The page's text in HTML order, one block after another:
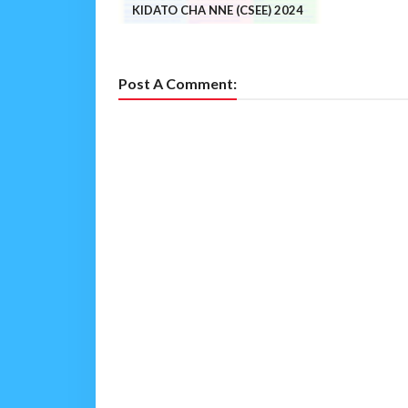
KIDATO CHA NNE (CSEE) 2024
Post A Comment: